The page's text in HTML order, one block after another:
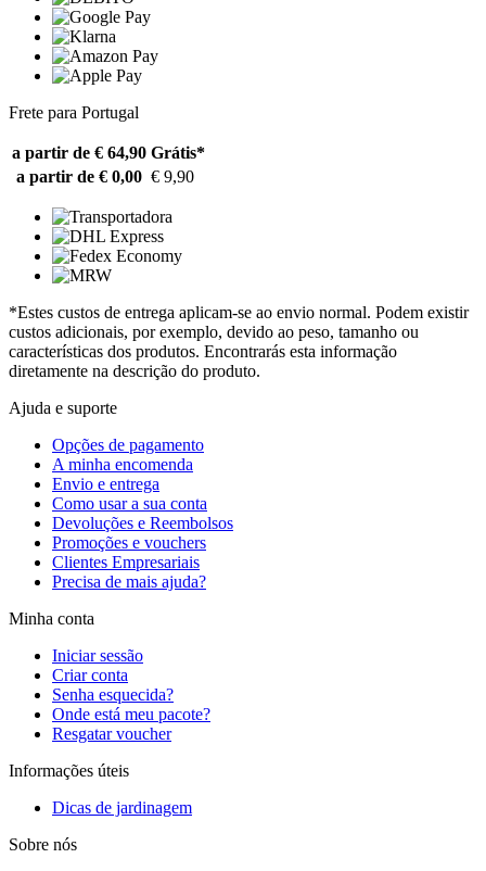
Frete para Portugal
a partir de € 64,90 Grátis*
a partir de € 0,00 € 9,90
*Estes custos de entrega aplicam-se ao envio normal. Podem existir
custos adicionais, por exemplo, devido ao peso, tamanho ou
características dos produtos. Encontrarás esta informação
diretamente na descrição do produto.
Ajuda e suporte
Opções de pagamento
A minha encomenda
Envio e entrega
Como usar a sua conta
Devoluções e Reembolsos
Promoções e vouchers
Clientes Empresariais
Precisa de mais ajuda?
Minha conta
Iniciar sessão
Criar conta
Senha esquecida?
Onde está meu pacote?
Resgatar voucher
Informações úteis
Dicas de jardinagem
Sobre nós